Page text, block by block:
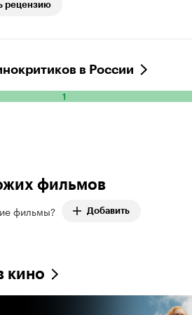
рецензию
в России
1
оценок: 1.
фильмов
фильмы? Добавить
кино